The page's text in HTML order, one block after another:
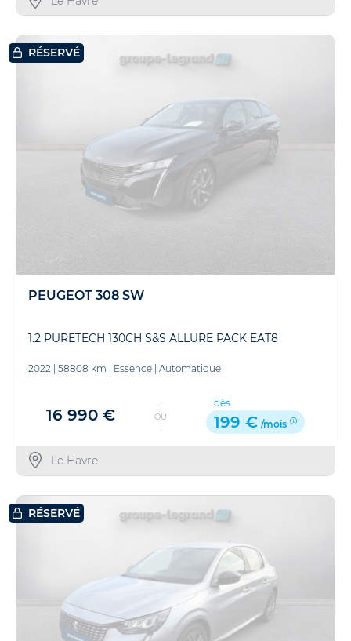
RÉSERVÉ
PEUGEOT 308 SW
1.2 PURETECH 130CH S&S ALLURE PACK EAT8
2022 58808 km Essence Automatique
16 990 € OU
dès
199 € /mois
Le Havre
RÉSERVÉ